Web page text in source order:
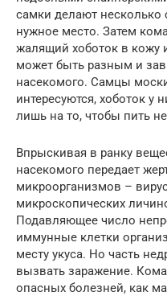
самки делают несколько
нужное место. Затем
жалящий хоботок в кожу
может быть разным и
насекомого. Самцы
интересуются, хоботок у
лишь на то, чтобы пить
Впрыскивая в ранку
насекомого передает
микроорганизмов –
микроскопических
Подавляющее число
иммунные клетки
месту укуса. Но часть
вызвать заражение.
опасных болезней, как